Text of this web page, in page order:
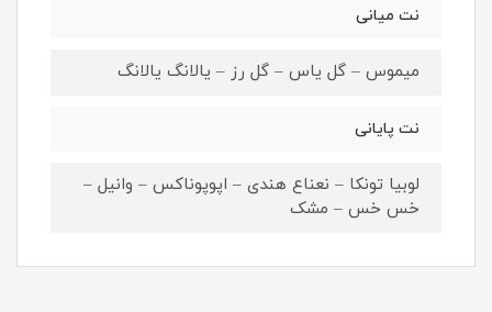
نت میانی
میموس – گل یاس – گل رز – یالانگ یالانگ
نت پایانی
لوبیا تونکا – نعناع هندی – اپوپوناکس – وانیل –
خس خس – مشک